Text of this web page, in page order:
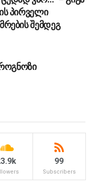
პირველი
შემდეგ
99
Subscribers